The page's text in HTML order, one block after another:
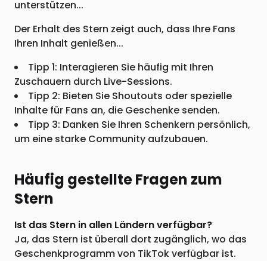
unterstützen...
Der Erhalt des Stern zeigt auch, dass Ihre Fans
Ihren Inhalt genießen...
Tipp 1: Interagieren Sie häufig mit Ihren
Zuschauern durch Live-Sessions.
Tipp 2: Bieten Sie Shoutouts oder spezielle
Inhalte für Fans an, die Geschenke senden.
Tipp 3: Danken Sie Ihren Schenkern persönlich,
um eine starke Community aufzubauen.
Häufig gestellte Fragen zum
Stern
Ist das Stern in allen Ländern verfügbar?
Ja, das Stern ist überall dort zugänglich, wo das
Geschenkprogramm von TikTok verfügbar ist.